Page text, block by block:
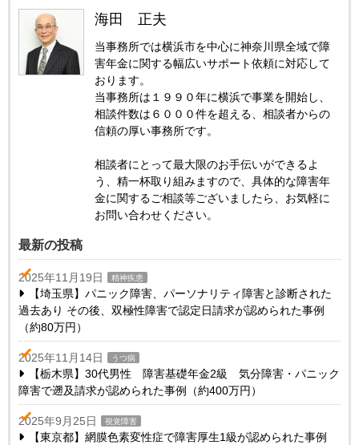
海田 正夫
当事務所では横浜市を中心に神奈川県全域で障
害年金に関する幅広いサポート依頼に対応して
おります。
当事務所は１９９０年に横浜で事業を開始し、
相談件数は６０００件を超える、相談者からの
信頼の厚い事務所です。
相談者にとって最大限のお手伝いができるよ
う、精一杯取り組みますので、具体的な障害年
金に関するご相談等ございましたら、お気軽に
お問い合わせください。
最新の投稿
2025年11月19日 精神疾患
【埼玉県】パニック障害、パーソナリティ障害と診断された
過去あり その後、双極性障害で認定日請求が認められた事例
（約80万円）
2025年11月14日 うつ病
【栃木県】30代男性 障害基礎年金2級 気分障害・パニック
障害で遡及請求が認められた事例（約400万円）
2025年9月25日 視覚障害
【東京都】網膜色素変性症で障害厚生1級が認められた事例